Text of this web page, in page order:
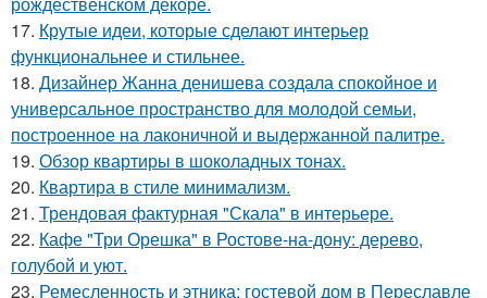
17. Крутые идеи, которые сделают интерьер
функциональнее и стильнее.
18. Дизайнер Жанна денишева создала спокойное и
универсальное пространство для молодой семьи,
построенное на лаконичной и выдержанной палитре.
19. Обзор квартиры в шоколадных тонах.
20. Квартира в стиле минимализм.
21. Трендовая фактурная "Скала" в интерьере.
22. Кафе "Три Орешка" в Ростове-на-дону: дерево,
голубой и уют.
23. Ремесленность и этника: гостевой дом в Переславле